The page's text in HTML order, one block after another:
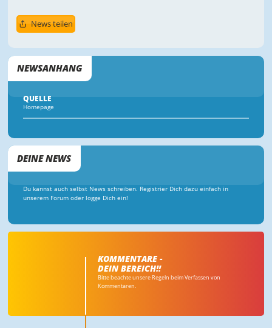
News teilen
NEWSANHANG
QUELLE
Homepage
DEINE NEWS
Du kannst auch selbst News schreiben. Registrier Dich dazu einfach in
unserem Forum oder logge Dich ein!
KOMMENTARE -
DEIN BEREICH!!
Bitte beachte unsere Regeln beim Verfassen von
Kommentaren.